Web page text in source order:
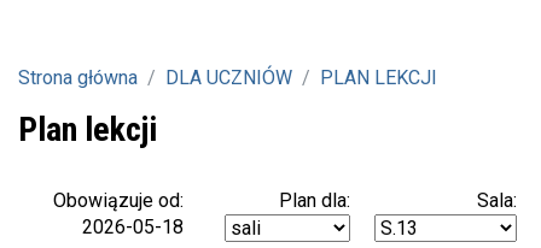
Strona główna DLA UCZNIÓW PLAN LEKCJI
Plan lekcji
Obowiązuje od:
2026-05-18
Plan dla: Sala: